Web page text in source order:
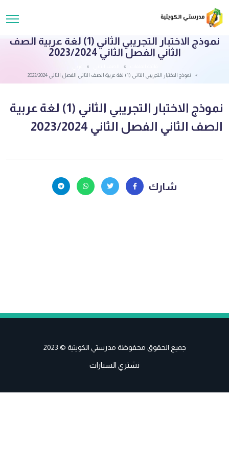
نموذج الاختبار التجريبي الثاني (1) لغة عربية الصف
الثاني الفصل الثاني 2023/2024
نموذج الاختبار التجريبي الثاني (1) لغة عربية الصف الثاني الفصل الثاني 2023/2024
نموذج الاختبار التجريبي الثاني (1) لغة عربية
الصف الثاني الفصل الثاني 2023/2024
شارك
جميع الحقوق محفوظة مدرستي الكويتية © 2023
نشتري السيارات